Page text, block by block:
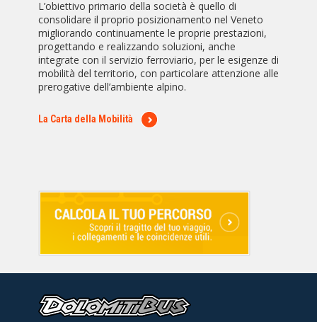
L’obiettivo primario della società è quello di
consolidare il proprio posizionamento nel Veneto
migliorando continuamente le proprie prestazioni,
progettando e realizzando soluzioni, anche
integrate con il servizio ferroviario, per le esigenze di
mobilità del territorio, con particolare attenzione alle
prerogative dell’ambiente alpino.
La Carta della Mobilità